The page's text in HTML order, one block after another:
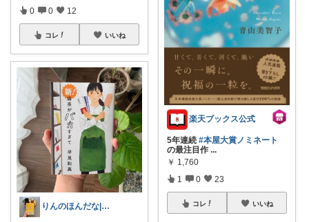
0 0 12
コレ いいね
りんのほんだな|答え探しの本の旅🫧
楽天ブックス公式
5年連続 #本屋大賞ノミネート
の最注目作 ...
￥ 1,760
1 0 23
コレ いいね